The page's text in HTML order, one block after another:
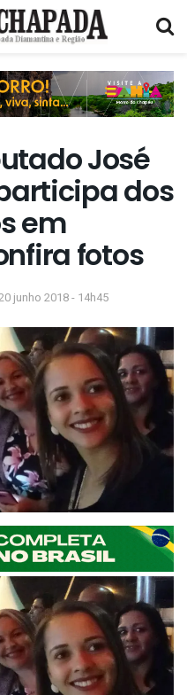
José
dos
em
fotos
junho 2018 - 14h45